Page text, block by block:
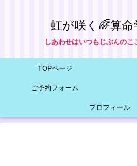
虹が咲く🌈算命
しあわせはいつもじぶんのこ
TOPページ
ご予約フォーム
プロフィール